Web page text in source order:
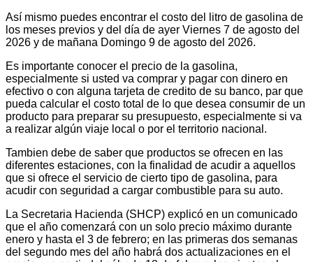
Así mismo puedes encontrar el costo del litro de gasolina de
los meses previos y del día de ayer Viernes 7 de agosto del
2026 y de mañana Domingo 9 de agosto del 2026.
Es importante conocer el precio de la gasolina,
especialmente si usted va comprar y pagar con dinero en
efectivo o con alguna tarjeta de credito de su banco, par que
pueda calcular el costo total de lo que desea consumir de un
producto para preparar su presupuesto, especialmente si va
a realizar algún viaje local o por el territorio nacional.
Tambien debe de saber que productos se ofrecen en las
diferentes estaciones, con la finalidad de acudir a aquellos
que si ofrece el servicio de cierto tipo de gasolina, para
acudir con seguridad a cargar combustible para su auto.
La Secretaria Hacienda (SHCP) explicó en un comunicado
que el año comenzará con un solo precio máximo durante
enero y hasta el 3 de febrero; en las primeras dos semanas
del segundo mes del año habrá dos actualizaciones en el